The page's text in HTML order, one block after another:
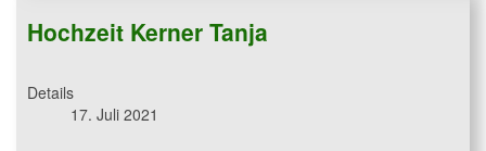
Hochzeit Kerner Tanja
Details
17. Juli 2021